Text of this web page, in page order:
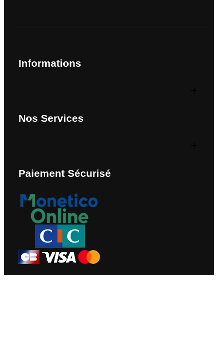
Informations
Nos Services
Paiement Sécurisé